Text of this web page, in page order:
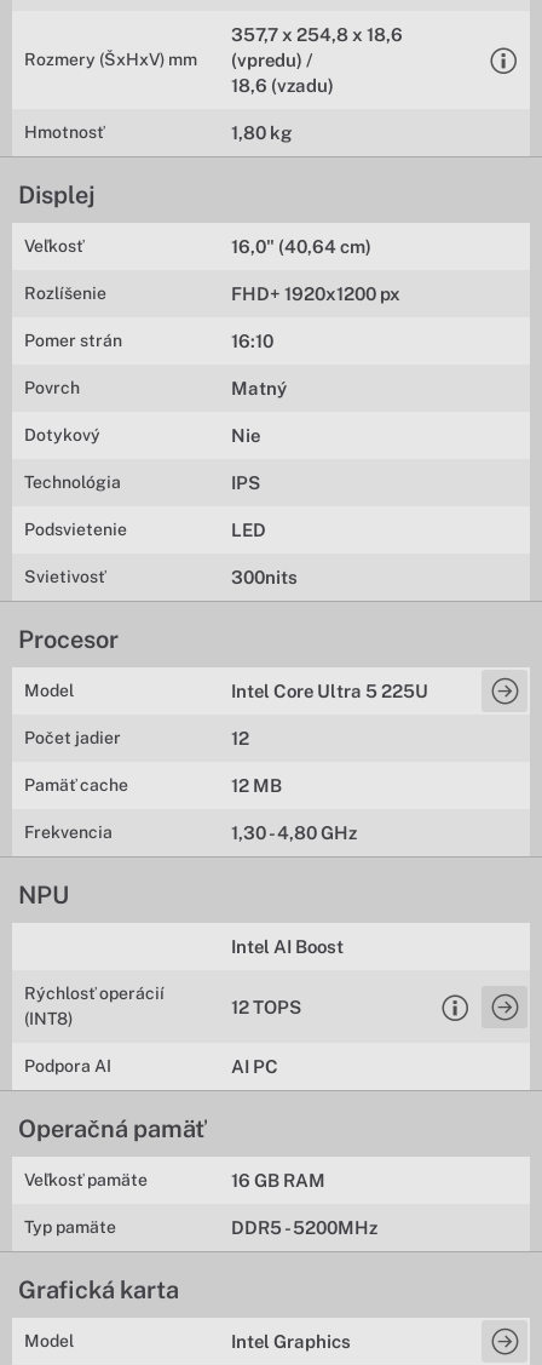
Rozmery (ŠxHxV) mm
357,7 x 254,8 x 18,6
(vpredu) /
18,6 (vzadu)
Hmotnosť 1,80 kg
Displej
Veľkosť 16,0" (40,64 cm)
Rozlíšenie FHD+ 1920x1200 px
Pomer strán 16:10
Povrch Matný
Dotykový Nie
Technológia IPS
Podsvietenie LED
Svietivosť 300nits
Procesor
Model Intel Core Ultra 5 225U
Počet jadier 12
Pamäť cache 12 MB
Frekvencia 1,30 - 4,80 GHz
NPU
Intel AI Boost
Rýchlosť operácií
(INT8)
12 TOPS
Podpora AI AI PC
Operačná pamäť
Veľkosť pamäte 16 GB RAM
Typ pamäte DDR5 - 5200MHz
Grafická karta
Model Intel Graphics